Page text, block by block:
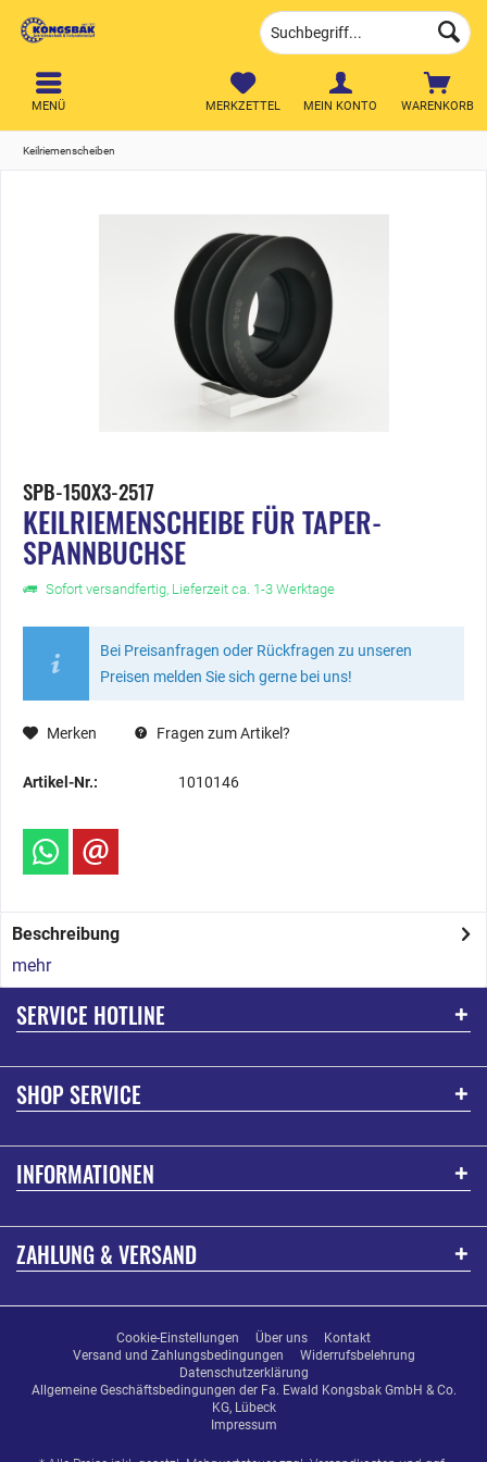
WARENKORB
MERKZETTEL MEIN KONTO
MENÜ
Keilriemenscheiben
SPB-150X3-2517
KEILRIEMENSCHEIBE FÜR TAPER-
SPANNBUCHSE
Sofort versandfertig, Lieferzeit ca. 1-3 Werktage
Bei Preisanfragen oder Rückfragen zu unseren
Preisen melden Sie sich gerne bei uns!
Merken Fragen zum Artikel?
Artikel-Nr.: 1010146
Beschreibung
mehr
SERVICE HOTLINE
SHOP SERVICE
INFORMATIONEN
ZAHLUNG & VERSAND
Cookie-Einstellungen Über uns
Kontakt
Versand und Zahlungsbedingungen
Widerrufsbelehrung
Datenschutzerklärung
Allgemeine Geschäftsbedingungen der Fa. Ewald Kongsbak GmbH & Co.
KG, Lübeck
Impressum